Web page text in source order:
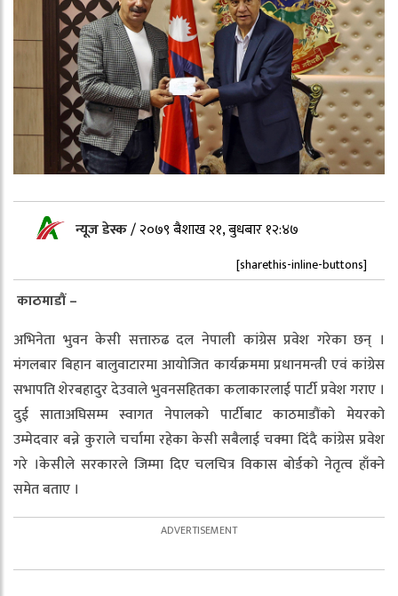
न्यूज डेस्क/२०७९ बैशाख २१, बुधबार १२:४७
[sharethis-inline-buttons]
काठमाडौं –
अभिनेता भुवन केसी सत्तारुढ दल नेपाली कांग्रेस प्रवेश गरेका छन् ।
मंगलबार बिहान बालुवाटारमा आयोजित कार्यक्रममा प्रधानमन्त्री एवं कांग्रेस
सभापति शेरबहादुर देउवाले भुवनसहितका कलाकारलाई पार्टी प्रवेश गराए ।
दुई साताअघिसम्म स्वागत नेपालको पार्टीबाट काठमाडौंको मेयरको
उम्मेदवार बन्ने कुराले चर्चामा रहेका केसी सबैलाई चक्मा दिंदै कांग्रेस प्रवेश
गरे ।केसीले सरकारले जिम्मा दिए चलचित्र विकास बोर्डको नेतृत्व हाँक्ने
समेत बताए ।